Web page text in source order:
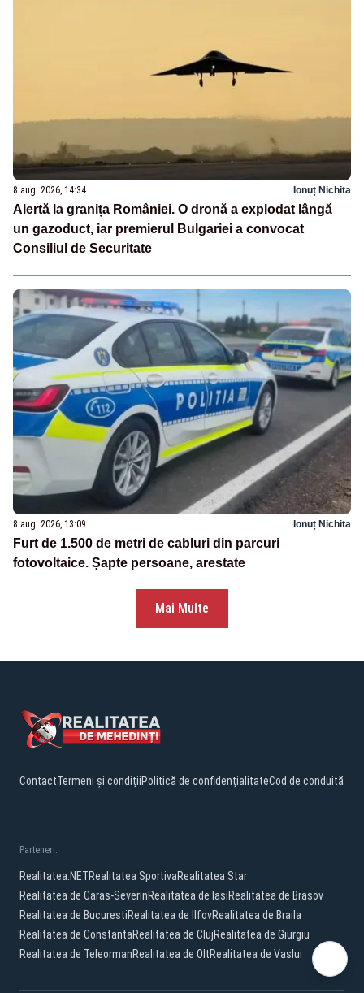
8 aug. 2026, 14:34 Ionuț Nichita
Alertă la granița României. O dronă a explodat lângă
un gazoduct, iar premierul Bulgariei a convocat
Consiliul de Securitate
8 aug. 2026, 13:09 Ionuț Nichita
Furt de 1.500 de metri de cabluri din parcuri
fotovoltaice. Șapte persoane, arestate
Mai Multe
ContactTermeni și condițiiPolitică de confidențialitateCod de conduită
Parteneri:
Realitatea.NETRealitatea SportivaRealitatea Star
Realitatea de Caras-SeverinRealitatea de IasiRealitatea de Brasov
Realitatea de BucurestiRealitatea de IlfovRealitatea de Braila
Realitatea de ConstantaRealitatea de ClujRealitatea de Giurgiu
Realitatea de TeleormanRealitatea de OltRealitatea de Vaslui